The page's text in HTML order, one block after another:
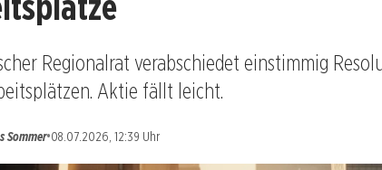
Regionalrat verabschiedet einstimmig
Aktie fällt leicht.
Sommer•08.07.2026, 12:39 Uhr